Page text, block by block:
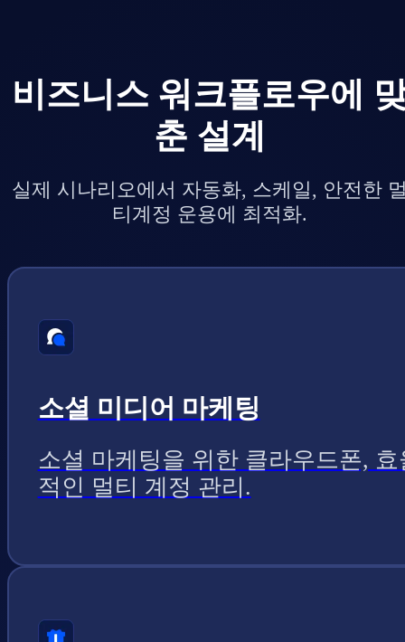
비즈니스 워크플로우에
춘 설계
실제 시나리오에서 자동화, 스케일, 안전한
티계정 운용에 최적화.
소셜 미디어 마케팅
소셜 마케팅을 위한 클라우드폰, 효
적인 멀티 계정 관리.